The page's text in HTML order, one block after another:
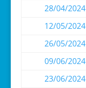
28/04/2024
12/05/2024
26/05/2024
09/06/2024
23/06/2024